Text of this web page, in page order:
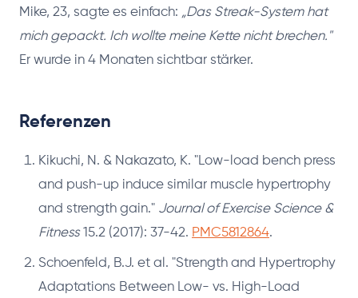
Mike, 23, sagte es einfach: „Das Streak-System hat
mich gepackt. Ich wollte meine Kette nicht brechen."
Er wurde in 4 Monaten sichtbar stärker.
Referenzen
Kikuchi, N. & Nakazato, K. "Low-load bench press
and push-up induce similar muscle hypertrophy
and strength gain." Journal of Exercise Science &
Fitness15.2 (2017): 37-42. PMC5812864.
Schoenfeld, B.J. et al. "Strength and Hypertrophy
Adaptations Between Low- vs. High-Load